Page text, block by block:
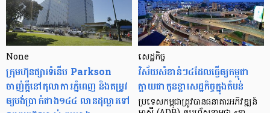
None
ក្រុមហ៊ុនផ្សារទំនើប Parkson
ចាញ់ក្ដីនៅតុលាការភ្នំពេញ និងតម្រូវ
ឲ្យបង់ប្រាក់ជាង១៤៤ លានដុល្លារទៅ
សេដ្ឋកិច្ច​
វិស័យ​សំខាន់ៗ​៤​ដែល​ធ្វើ​ឲ្យ​កម្ពុជា​
ក្លាយ​ជា​កូន​ខ្លា​សេដ្ឋកិច្ច​ក្នុង​តំបន់
ប្រទេស​កម្ពុជា​ត្រូវ​បាន​ធនាគារ​អភិវឌ្ឍន៍​